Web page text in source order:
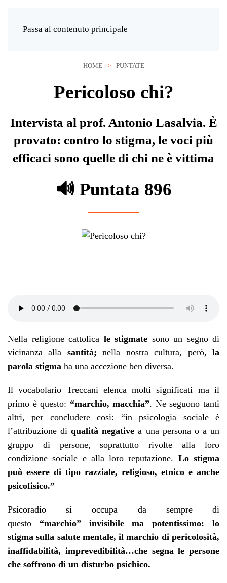
Passa al contenuto principale
HOME PUNTATE
Pericoloso chi?
Intervista al prof. Antonio Lasalvia. È
provato: contro lo stigma, le voci più
efficaci sono quelle di chi ne è vittima
🔊 Puntata 896
Nella religione cattolica le stigmate sono un segno di
vicinanza alla santità; nella nostra cultura, però,la
parola stigma ha una accezione ben diversa.
Il vocabolario Treccani elenca molti significati ma il
primo è questo: “marchio, macchia”. Ne seguono tanti
altri, per concludere così: “in psicologia sociale è
l’attribuzione diqualità negative a una persona o a un
gruppo di persone, soprattutto rivolte alla loro
condizione sociale e alla loro reputazione. Lo stigma
può essere di tipo razziale, religioso, etnico e anche
psicofisico.”
Psicoradio si occupa da sempre di
questo “marchio” invisibile ma potentissimo: lo
stigma sulla salute mentale, il marchio di pericolosità,
inaffidabilità, imprevedibilità…che segna le persone
che soffrono di un disturbo psichico.